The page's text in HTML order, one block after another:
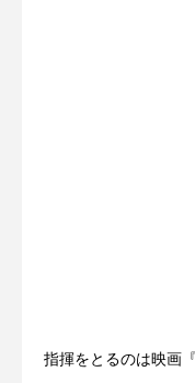
指揮をとるのは映画